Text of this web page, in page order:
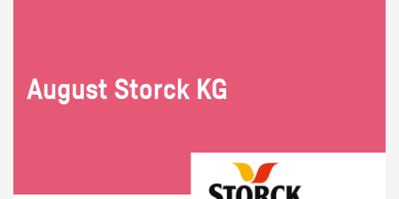
Au­gust Storck KG